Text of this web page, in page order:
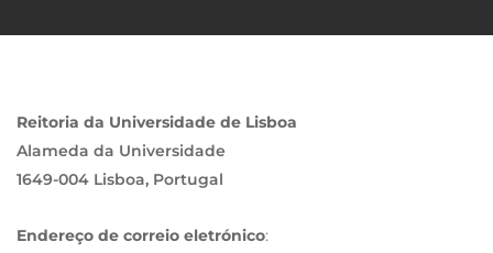
Reitoria da Universidade de Lisboa
Alameda da Universidade
1649-004 Lisboa, Portugal
Endereço de correio eletrónico: